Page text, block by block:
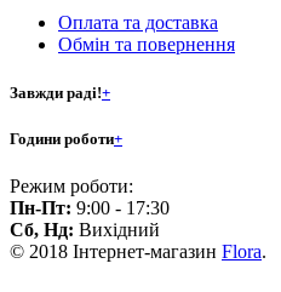
Оплата та доставка
Обмін та повернення
Завжди раді!+
Години роботи+
Режим роботи:
Пн-Пт: 9:00 - 17:30
Сб, Нд: Вихідний
© 2018 Інтернет-магазин Flora.